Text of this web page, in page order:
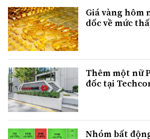
Giá vàng hôm
dốc về mức
Thêm một nữ
đốc tại
Nhóm bất